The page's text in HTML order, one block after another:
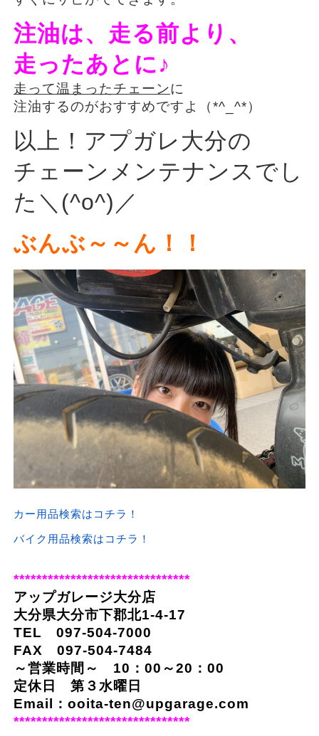
注油は、走る前より、
走ったあとに♪
走って温まったチェーンに
注油するのがおすすめですよ（*^_^*）
以上！アプガレ大分の
チェーンメンテナンスでし
た＼(^o^)／
ぶんぶ～～ん！！
カー用品検索はコチラ！
バイク用品検索はコチラ！
*******************************
アップガレージ大分店
大分県大分市下郡北1-4-17
TEL 097-504-7000
FAX 097-504-7484
～営業時間～ 10：00～20：00
定休日 第３水曜日
Email：ooita-ten@upgarage.com
*******************************